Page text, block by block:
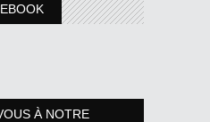
À NOTRE